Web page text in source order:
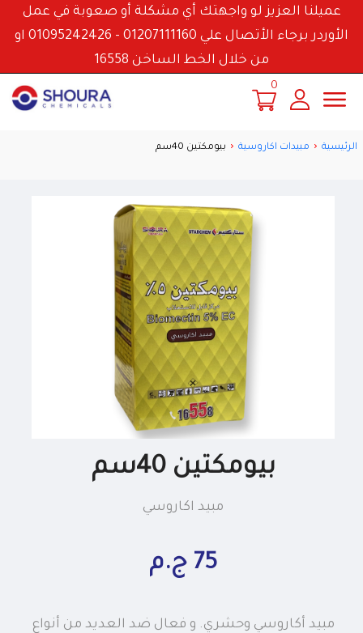
عميلنا العزيز لو واجهتك أي مشكلة أو صعوبة في عمل
الأوردر برجاء الأتصال علي 01207111160 - 01095242426 او
من خلال الخط الساخن 16558
0
الرئيسية مبيدات اكاروسية بيومكتين 40سم
بيومكتين 40سم
مبيد اكاروسي
75 ج.م
مبيد أكاروسي وحشري. و فعال ضد العديد من أنواع